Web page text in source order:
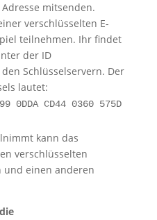
mitsenden.
verschlüsselten E-
teilnehmen. Ihr findet
der ID
den Schlüsselservern. Der
lautet:
0DDA CD44 0360 575D
kann das
verschlüsselten
und einen anderen